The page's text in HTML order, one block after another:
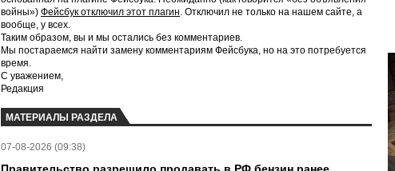
войны») Фейсбук отключил этот плагин. Отключил не только на нашем сайте, а
вообще, у всех.
Таким образом, вы и мы остались без комментариев.
Мы постараемся найти замену комментариям Фейсбука, но на это потребуется
время.
С уважением,
Редакция
МАТЕРИАЛЫ РАЗДЕЛА
07-08-2026 (09:38)